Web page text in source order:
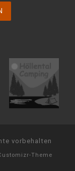
vorbehalten
Theme